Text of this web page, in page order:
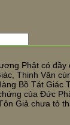
Phật có
Thinh Văn
Bồ Tát
của Đức
Giả chưa tỏ